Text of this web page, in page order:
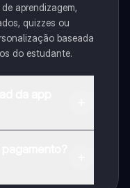
aprendizagem,
quizzes ou
baseada
do estudante.